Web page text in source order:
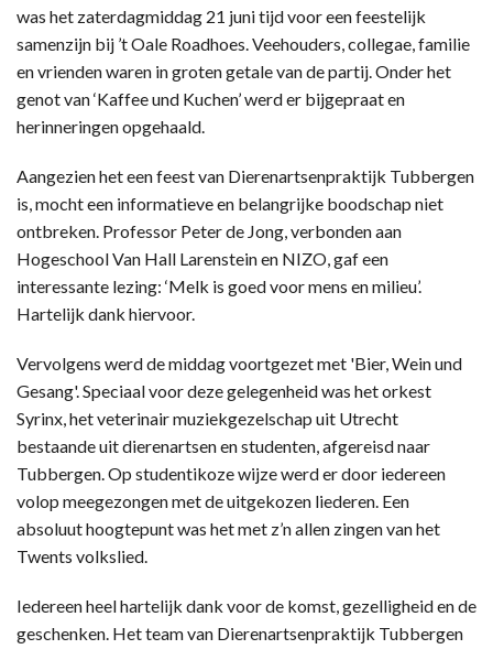
was het zaterdagmiddag 21 juni tijd voor een feestelijk
samenzijn bij ’t Oale Roadhoes. Veehouders, collegae, familie
en vrienden waren in groten getale van de partij. Onder het
genot van ‘Kaffee und Kuchen’ werd er bijgepraat en
herinneringen opgehaald.
Aangezien het een feest van Dierenartsenpraktijk Tubbergen
is, mocht een informatieve en belangrijke boodschap niet
ontbreken. Professor Peter de Jong, verbonden aan
Hogeschool Van Hall Larenstein en NIZO, gaf een
interessante lezing: ‘Melk is goed voor mens en milieu’.
Hartelijk dank hiervoor.
Vervolgens werd de middag voortgezet met 'Bier, Wein und
Gesang'. Speciaal voor deze gelegenheid was het orkest
Syrinx, het veterinair muziekgezelschap uit Utrecht
bestaande uit dierenartsen en studenten, afgereisd naar
Tubbergen. Op studentikoze wijze werd er door iedereen
volop meegezongen met de uitgekozen liederen. Een
absoluut hoogtepunt was het met z’n allen zingen van het
Twents volkslied.
Iedereen heel hartelijk dank voor de komst, gezelligheid en de
geschenken. Het team van Dierenartsenpraktijk Tubbergen